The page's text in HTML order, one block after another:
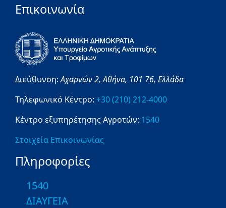
Επικοινωνία
Διεύθυνση:Αχαρνών 2,Αθήνα, 101 76, Ελλάδα
Τηλεφωνικό Κέντρο: +30 (210) 212-4000
Κέντρο εξυπηρέτησης Αγροτών: 1540
Στοιχεία Επικοινωνίας
Πληροφορίες
1540
ΔΙΑΥΓΕΙΑ